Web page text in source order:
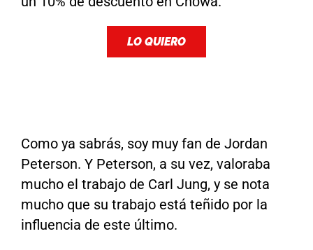
LO QUIERO
Como ya sabrás, soy muy fan de Jordan
Peterson. Y Peterson, a su vez, valoraba
mucho el trabajo de Carl Jung, y se nota
mucho que su trabajo está teñido por la
influencia de este último.